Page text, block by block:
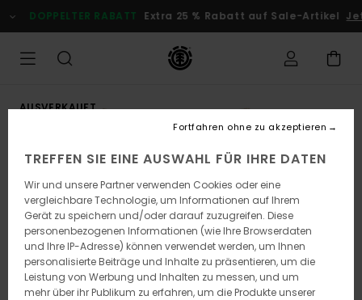
zur
Produktinformation
DOPPELTER RABATT Extra 25 % Rabatt auf Sale-Artikel
AUSVERKAUFT
TREFFEN SIE EINE AUSWAHL FÜR IHRE DATEN
Wir und unsere Partner verwenden Cookies oder eine
vergleichbare Technologie, um Informationen auf Ihrem
Gerät zu speichern und/oder darauf zuzugreifen. Diese
personenbezogenen Informationen (wie Ihre Browserdaten
und Ihre IP-Adresse) können verwendet werden, um Ihnen
personalisierte Beiträge und Inhalte zu präsentieren, um die
Leistung von Werbung und Inhalten zu messen, und um
mehr über ihr Publikum zu erfahren, um die Produkte unserer
Fortfahren ohne zu akzeptieren